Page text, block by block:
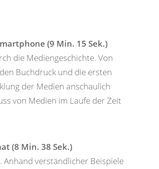
(9 Min. 15 Sek.)
die Mediengeschichte. Von
Buchdruck und die ersten
der Medien anschaulich
von Medien im Laufe der Zeit
(8 Min. 38 Sek.)
verständlicher Beispiele